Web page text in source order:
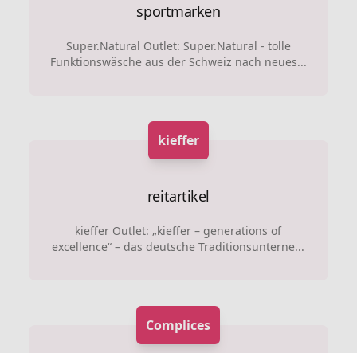
sportmarken
Super.Natural Outlet: Super.Natural - tolle
Funktionswäsche aus der Schweiz nach neues...
kieffer
reitartikel
kieffer Outlet: „kieffer – generations of
excellence“ – das deutsche Traditionsunterne...
Complices